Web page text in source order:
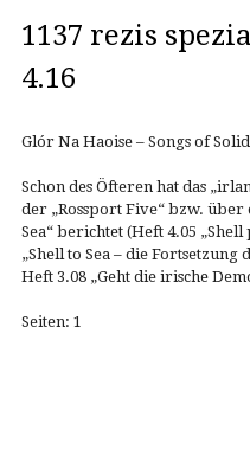
1137 rezis
4.16
Glór Na Haoise – Songs of
Schon des Öfteren hat das
der „Rossport Five“ bzw.
Sea“ berichtet (Heft 4.05
„Shell to Sea – die Fortsetzung
Heft 3.08 „Geht die irische
Seiten: 1